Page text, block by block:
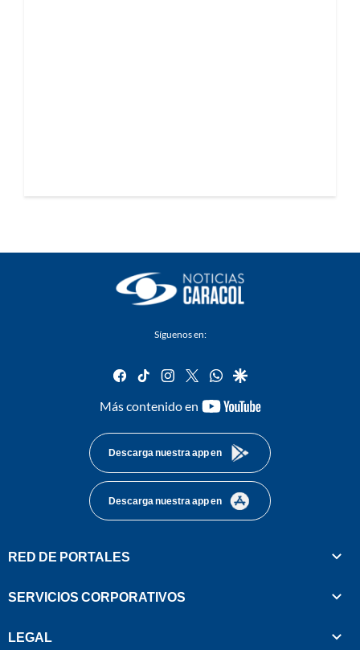
Síguenos en:
facebook
tiktok instagram
twitterwhatsapp
google
Más contenido en
youtube-
Descarga nuestra app en
Descarga nuestra app en
RED DE PORTALES
SERVICIOS CORPORATIVOS
LEGAL